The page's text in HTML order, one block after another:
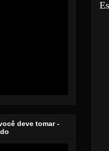
deve tomar -